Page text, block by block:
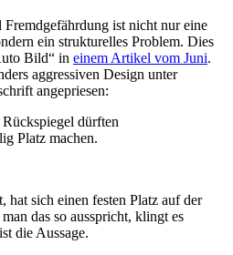
Fremdgefährdung ist nicht nur eine
ein strukturelles Problem. Dies
Bild“ in einem Artikel vom Juni.
aggressiven Design unter
angepriesen:
dürften
Platz machen.
hat sich einen festen Platz auf der
das so ausspricht, klingt es
die Aussage.